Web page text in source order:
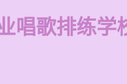
唱歌排练学